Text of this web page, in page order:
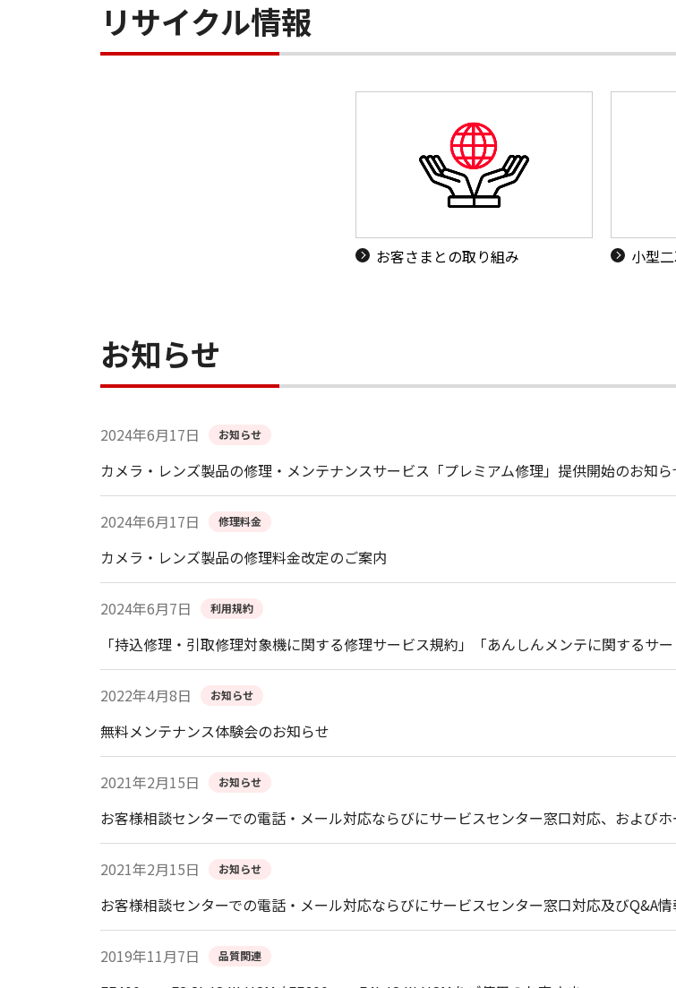
リサイクル情報
お客さまとの取り組み 小型
お知らせ
2024年6月17日 お知らせ
カメラ・レンズ製品の修理・メンテナンスサービス「プレミアム修理」提供開始のお知ら
2024年6月17日 修理料金
カメラ・レンズ製品の修理料金改定のご案内
2024年6月7日 利用規約
「持込修理・引取修理対象機に関する修理サービス規約」「あんしんメンテに関するサ
2022年4月8日 お知らせ
無料メンテナンス体験会のお知らせ
2021年2月15日 お知らせ
お客様相談センターでの電話・メール対応ならびにサービスセンター窓口対応、および
2021年2月15日 お知らせ
お客様相談センターでの電話・メール対応ならびにサービスセンター窓口対応及びQ&A
2019年11月7日 品質関連